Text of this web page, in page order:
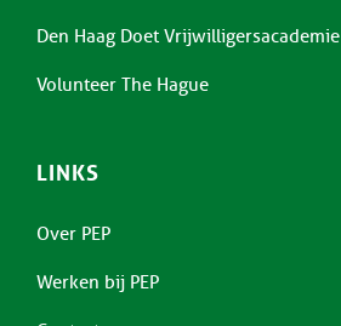
Den Haag Doet Vrijwilligersacademie
Volunteer The Hague
LINKS
Over PEP
Werken bij PEP